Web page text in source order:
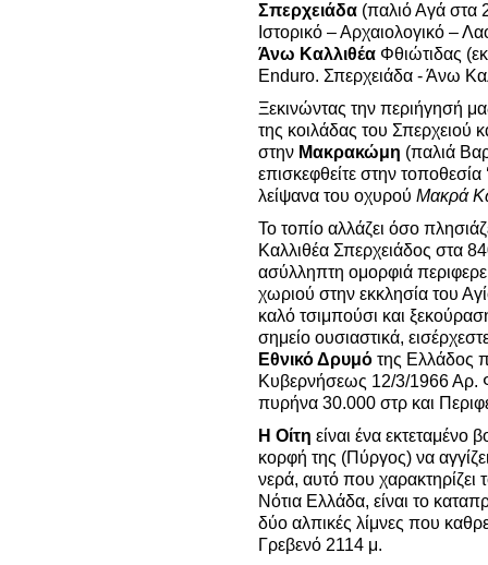
Σπερχειάδα (παλιό Αγά στα
Ιστορικό – Αρχαιολογικό –
Άνω Καλλιθέα Φθιώτιδας
Enduro. Σπερχειάδα - Άνω
Ξεκινώντας την περιήγησή
της κοιλάδας του Σπερχειού
στην Μακρακώμη (παλιά
επισκεφθείτε στην
λείψανα του οχυρού Μακρά
Το τοπίο αλλάζει όσο
Καλλιθέα Σπερχειάδος στα
ασύλληπτη ομορφιά
χωριού στην εκκλησία του
καλό τσιμπούσι και
σημείο ουσιαστικά,
Εθνικό Δρυμό της Ελλάδος
Κυβερνήσεως 12/3/1966 Αρ.
πυρήνα 30.000 στρ και
Η Οίτη είναι ένα εκτεταμένο
κορφή της (Πύργος) να
νερά, αυτό που χαρακτηρίζει
Νότια Ελλάδα, είναι το
δύο αλπικές λίμνες που
Γρεβενό 2114 μ.